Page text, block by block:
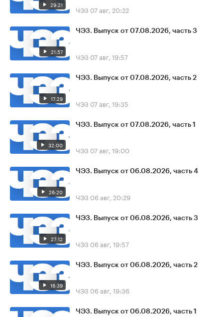
29:21 ЧЭЗ 07 авг, 20:22
21:57
ЧЭЗ. Выпуск от 07.08.2026, часть 3
ЧЭЗ 07 авг, 19:57
17:29
ЧЭЗ. Выпуск от 07.08.2026, часть 2
ЧЭЗ 07 авг, 19:35
32:00
ЧЭЗ. Выпуск от 07.08.2026, часть 1
ЧЭЗ 07 авг, 19:00
26:20
ЧЭЗ. Выпуск от 06.08.2026, часть 4
ЧЭЗ 06 авг, 20:29
27:12
ЧЭЗ. Выпуск от 06.08.2026, часть 3
ЧЭЗ 06 авг, 19:57
16:39
ЧЭЗ. Выпуск от 06.08.2026, часть 2
ЧЭЗ 06 авг, 19:36
ЧЭЗ. Выпуск от 06.08.2026, часть 1